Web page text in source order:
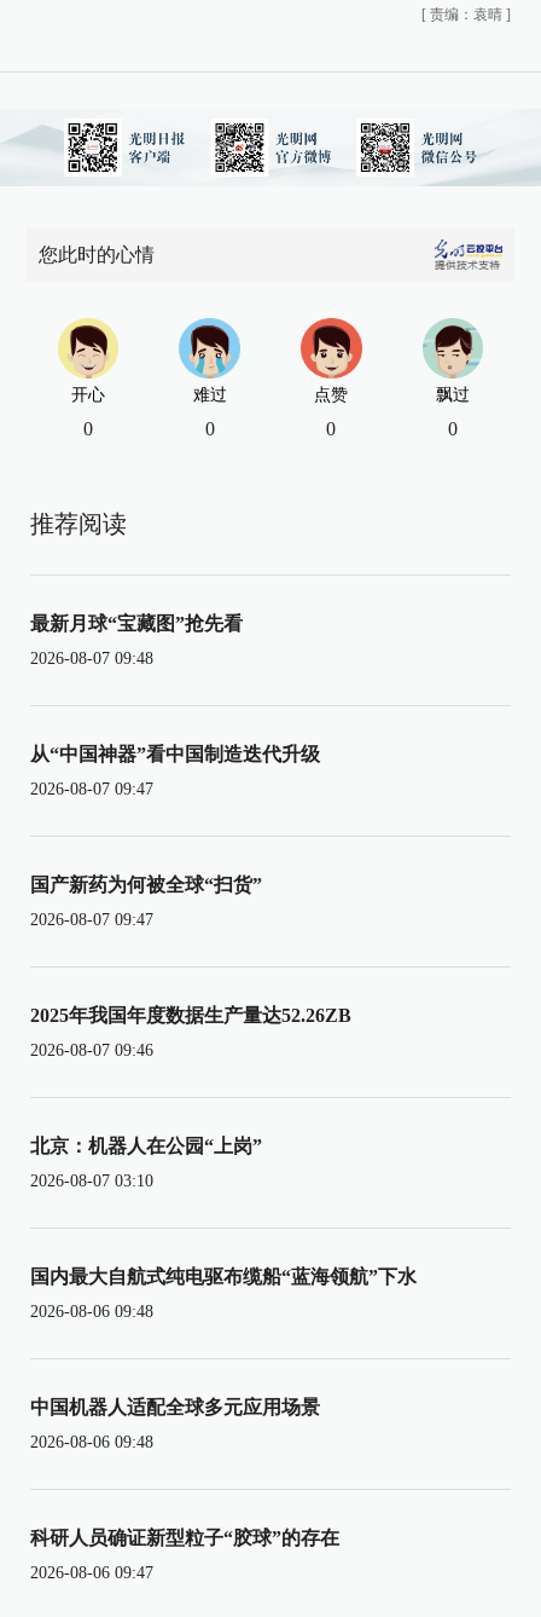
[ 责编：袁晴 ]
您此时的心情
开心
0
难过
0
点赞
0
飘过
0
推荐阅读
最新月球“宝藏图”抢先看
2026-08-07 09:48
从“中国神器”看中国制造迭代升级
2026-08-07 09:47
国产新药为何被全球“扫货”
2026-08-07 09:47
2025年我国年度数据生产量达52.26ZB
2026-08-07 09:46
北京：机器人在公园“上岗”
2026-08-07 03:10
国内最大自航式纯电驱布缆船“蓝海领航”下水
2026-08-06 09:48
中国机器人适配全球多元应用场景
2026-08-06 09:48
科研人员确证新型粒子“胶球”的存在
2026-08-06 09:47